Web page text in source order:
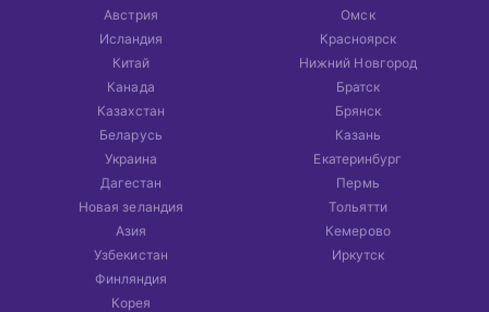
Австрия
Исландия
Китай
Канада
Казахстан
Беларусь
Украина
Дагестан
Новая зеландия
Азия
Узбекистан
Финляндия
Корея
Омск
Красноярск
Нижний Новгород
Братск
Брянск
Казань
Екатеринбург
Пермь
Тольятти
Кемерово
Иркутск